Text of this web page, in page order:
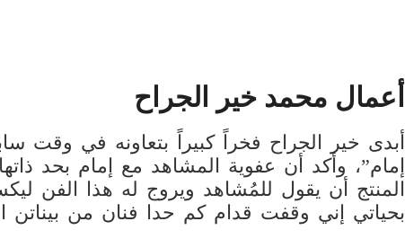
أعمال محمد خير الجراح
أبدى خير الجراح فخراً كبيراً بتعاونه في وقت
إمام”، وأكد أن عفوية المشاهد مع إمام بحد
المنتج أن يقول للمُشاهد ويروج له هذا الفن
بحياتي إني وقفت قدام كم حدا فنان من بيناتن